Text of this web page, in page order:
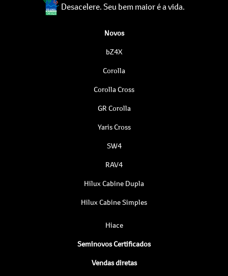
Desacelere. Seu bem maior é a vida.
Novos
bZ4X
Corolla
Corolla Cross
GR Corolla
Yaris Cross
SW4
RAV4
Hilux Cabine Dupla
Hilux Cabine Simples
Hiace
Seminovos Certificados
Vendas diretas